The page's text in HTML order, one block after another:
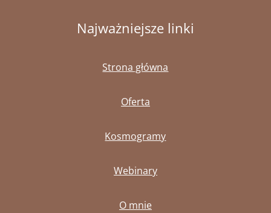
Najważniejsze linki
Strona główna
Oferta
Kosmogramy
Webinary
O mnie